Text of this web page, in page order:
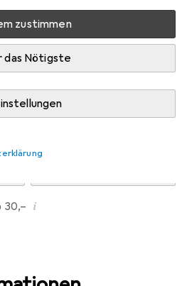
zustimmen
das Nötigste
Fr, 14.8. geliefert
Lager beim Lieferanten
genaue Lieferzeit
30,– i